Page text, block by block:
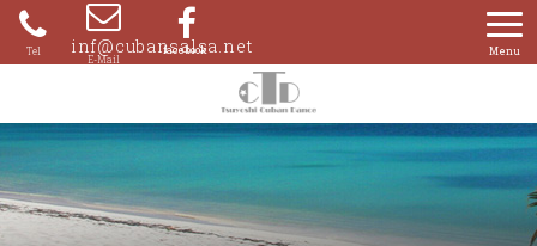
Skip
content
080- inf@cubansalsa.net